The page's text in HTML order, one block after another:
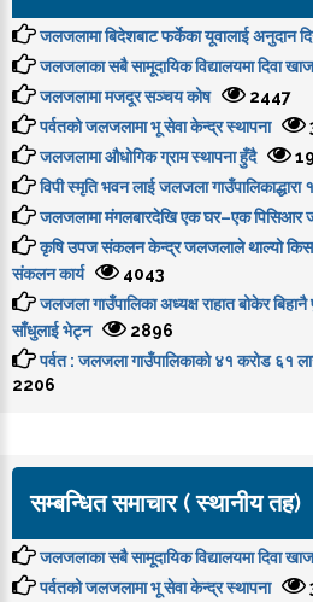
जलजलामा बिदेशबाट फर्केका यूवालाई अनुदान
जलजलाका सबै सामूदायिक विद्यालयमा दिवा
जलजलामा मजदूर सञ्चय कोष
2447
पर्वतको जलजलामा भू सेवा केन्द्र स्थापना
जलजलामा औधोगिक ग्राम स्थापना हुँदै
विपी स्मृति भवन लाई जलजला
जलजलामा मंगलबारदेखि एक घर–एक पिसिआर
कृषि उपज संकलन केन्द्र जलजलाले थाल्यो
संकलन कार्य
4043
जलजला गाउँपालिका अध्यक्ष राहात बोकेर बिहानै
साँधुलाई भेट्न
2896
पर्वत : जलजला गाउँपालिकाको ४१ करोड ६१
2206
सम्बन्धित समाचार ( स्थानीय तह)
जलजलाका सबै सामूदायिक विद्यालयमा दिवा
पर्वतको जलजलामा भू सेवा केन्द्र स्थापना